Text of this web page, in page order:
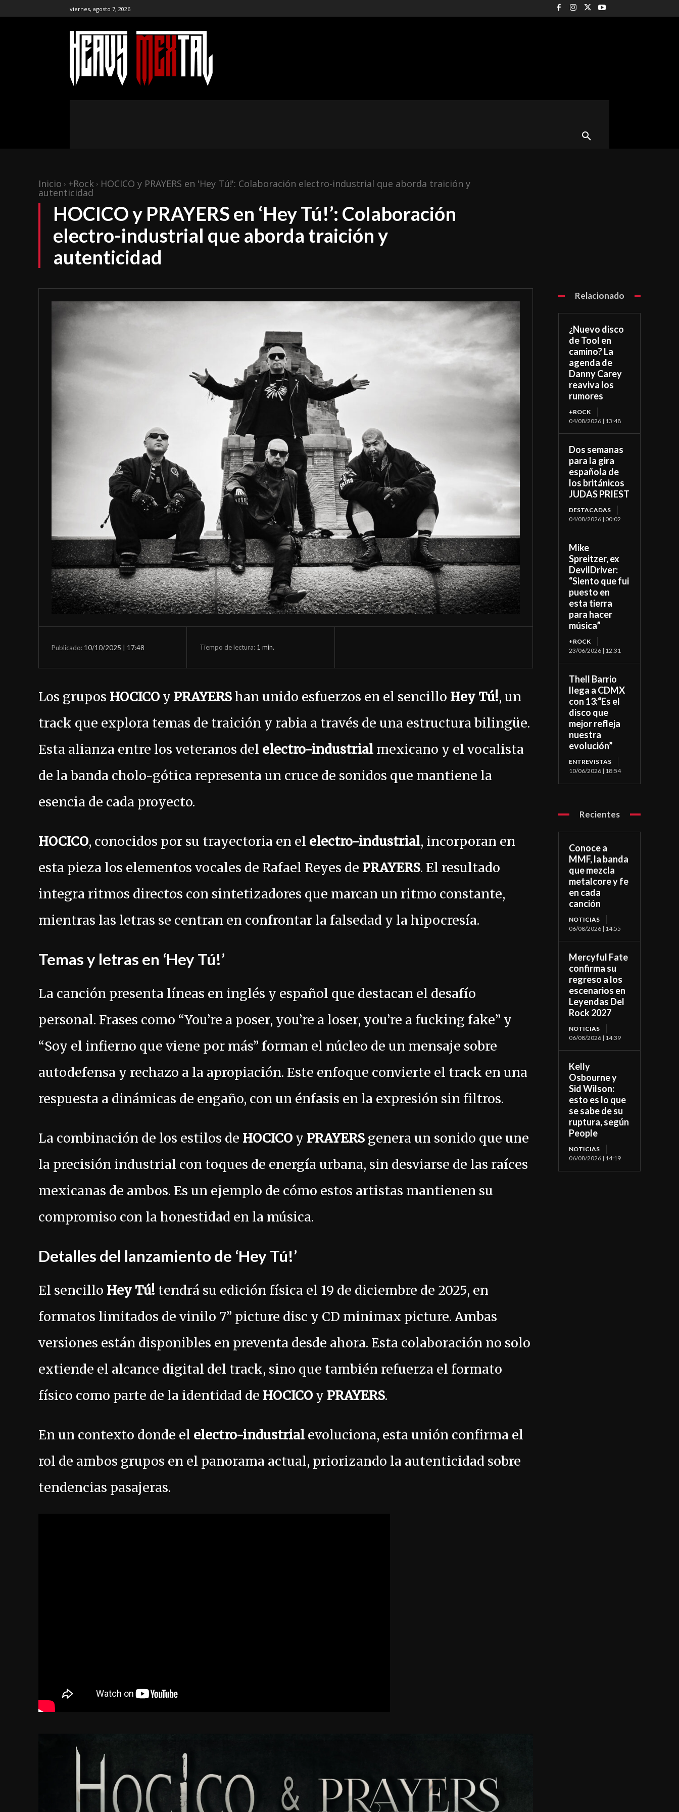
viernes, agosto 7, 2026
Inicio +Rock HOCICO y PRAYERS en 'Hey Tú!': Colaboración electro-industrial que aborda traición y
autenticidad
HOCICO y PRAYERS en ‘Hey Tú!’: Colaboración
electro-industrial que aborda traición y
autenticidad
Publicado: 10/10/2025 | 17:48 Tiempo de lectura: 1 min.
Los grupos HOCICO y PRAYERShan unido esfuerzos en el sencillo Hey Tú!, un
track que explora temas de traición y rabia a través de una estructura bilingüe.
Esta alianza entre los veteranos del electro-industrial mexicano y el vocalista
de la banda cholo-gótica representa un cruce de sonidos que mantiene la
esencia de cada proyecto.
HOCICO, conocidos por su trayectoria en el electro-industrial, incorporan en
esta pieza los elementos vocales de Rafael Reyes de PRAYERS. El resultado
integra ritmos directos con sintetizadores que marcan un ritmo constante,
mientras las letras se centran en confrontar la falsedad y la hipocresía.
Temas y letras en ‘Hey Tú!’
La canción presenta líneas en inglés y español que destacan el desafío
personal. Frases como “You’re a poser, you’re a loser, you’re a fucking fake” y
“Soy el infierno que viene por más” forman el núcleo de un mensaje sobre
autodefensa y rechazo a la apropiación. Este enfoque convierte el track en una
respuesta a dinámicas de engaño, con un énfasis en la expresión sin filtros.
La combinación de los estilos de HOCICO y PRAYERS genera un sonido que une
la precisión industrial con toques de energía urbana, sin desviarse de las raíces
mexicanas de ambos. Es un ejemplo de cómo estos artistas mantienen su
compromiso con la honestidad en la música.
Detalles del lanzamiento de ‘Hey Tú!’
El sencillo Hey Tú! tendrá su edición física el 19 de diciembre de 2025, en
formatos limitados de vinilo 7” picture disc y CD minimax picture. Ambas
versiones están disponibles en preventa desde ahora. Esta colaboración no solo
extiende el alcance digital del track, sino que también refuerza el formato
físico como parte de la identidad de HOCICO y PRAYERS.
En un contexto donde el electro-industrial evoluciona, esta unión confirma el
rol de ambos grupos en el panorama actual, priorizando la autenticidad sobre
tendencias pasajeras.
Relacionado
¿Nuevo disco
de Tool en
camino? La
agenda de
Danny Carey
reaviva los
rumores
+ROCK
04/08/2026 | 13:48
Dos semanas
para la gira
española de
los británicos
JUDAS PRIEST
DESTACADAS
04/08/2026 | 00:02
Mike
Spreitzer, ex
DevilDriver:
“Siento que fui
puesto en
esta tierra
para hacer
música”
+ROCK
23/06/2026 | 12:31
Thell Barrio
llega a CDMX
con 13:“Es el
disco que
mejor refleja
nuestra
evolución”
ENTREVISTAS
10/06/2026 | 18:54
Recientes
Conoce a
MMF, la banda
que mezcla
metalcore y fe
en cada
canción
NOTICIAS
06/08/2026 | 14:55
Mercyful Fate
confirma su
regreso a los
escenarios en
Leyendas Del
Rock 2027
NOTICIAS
06/08/2026 | 14:39
Kelly
Osbourne y
Sid Wilson:
esto es lo que
se sabe de su
ruptura, según
People
NOTICIAS
06/08/2026 | 14:19